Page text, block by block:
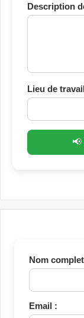
Description
Lieu de
📢
Nom
Email :